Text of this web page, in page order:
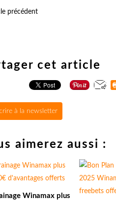
précédent
cet article
à la newsletter
aimerez aussi :
Winamax plus